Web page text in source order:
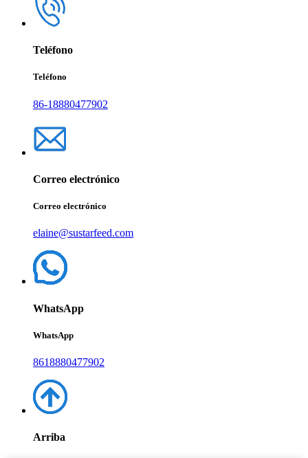
Teléfono
Teléfono
86-18880477902
Correo electrónico
Correo electrónico
elaine@sustarfeed.com
WhatsApp
WhatsApp
8618880477902
Arriba